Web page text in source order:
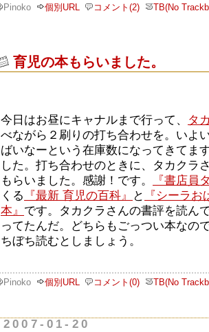
Pinoko 個別URL コメント(2) TB(No
育児の本もらいました。
今日はお昼にキャナルまで行って、
タ
べながら２刷りの打ち合わせを。いよ
ばいなーという在庫数になってきてま
した。打ち合わせのときに、タカクラ
もらいました。感謝！です。
『書店員
くる
『最新 育児の百科』 と
『シーラ
本』 です。タカクラさんの書評を読ん
ってたんだ。どちらもごっつい本なの
ちぼち読むとしましょう。
Pinoko 個別URL コメント(0) TB(No
2007-01-20